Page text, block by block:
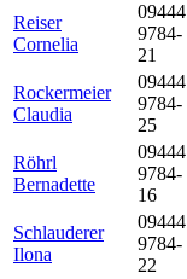
Reiser
Cornelia
09444
9784-
21
Rockermeier
Claudia
09444
9784-
25
Röhrl
Bernadette
09444
9784-
16
Schlauderer
Ilona
09444
9784-
22